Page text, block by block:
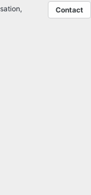
Contact